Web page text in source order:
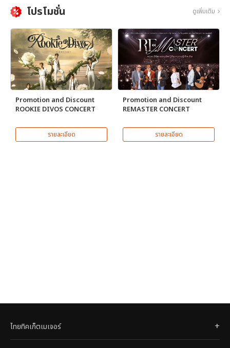
โปรโมชั่น ดูเพิ่มเติม
Promotion and Discount
ROOKIE DIVOS CONCERT
รายละเอียด
Promotion and Discount
REMASTER CONCERT
รายละเอียด
ไทยทิคเก็ตเมเจอร์